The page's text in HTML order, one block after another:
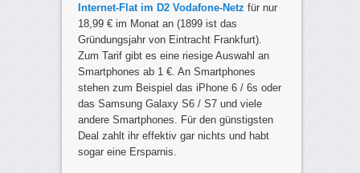
Internet-Flat im D2 Vodafone-Netz für nur
18,99 € im Monat an (1899 ist das
Gründungsjahr von Eintracht Frankfurt).
Zum Tarif gibt es eine riesige Auswahl an
Smartphones ab 1 €. An Smartphones
stehen zum Beispiel das iPhone 6 / 6s oder
das Samsung Galaxy S6 / S7 und viele
andere Smartphones. Für den günstigsten
Deal zahlt ihr effektiv gar nichts und habt
sogar eine Ersparnis.